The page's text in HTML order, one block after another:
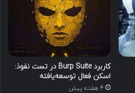
کاربرد Burp Suite در تست نفوذ:
اسکن فعال توسعه‌یافته
4 هفته پیش